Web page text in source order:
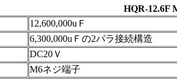
HQR-
12,600,000uＦ
6,300,000uＦの2パラ接続構造
DC20Ｖ
M6ネジ端子